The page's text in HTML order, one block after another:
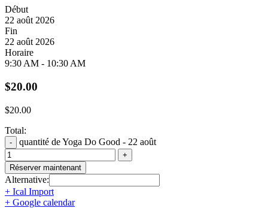
Début
22 août 2026
Fin
22 août 2026
Horaire
9:30 AM - 10:30 AM
$20.00
$20.00
Total:
quantité de Yoga Do Good - 22 août
Réserver maintenant
Alternative:
+ Ical Import
+ Google calendar